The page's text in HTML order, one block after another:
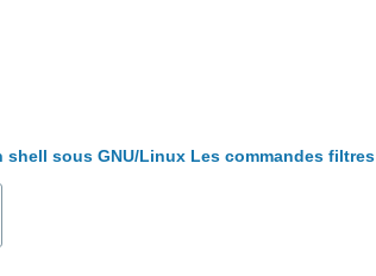
shell sous GNU/Linux Les commandes filtres